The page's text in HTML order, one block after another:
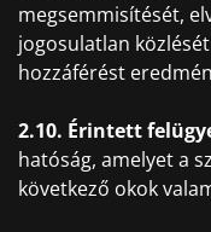
megsemmisítését,
jogosulatlan
hozzáférést
2.10. Érintett
hatóság, amelyet a
következő okok